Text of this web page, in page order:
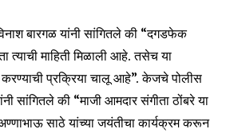
बारगळ यांनी सांगितले की “दगडफेक
त्याची माहिती मिळाली आहे. तसेच या
प्रक्रिया चालू आहे”. केजचे पोलीस
सांगितले की “माजी आमदार संगीता ठोंबरे या
साठे यांच्या जयंतीचा कार्यक्रम करून